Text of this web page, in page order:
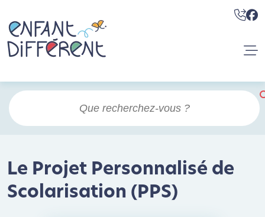
Le Projet Personnalisé de
Scolarisation (PPS)